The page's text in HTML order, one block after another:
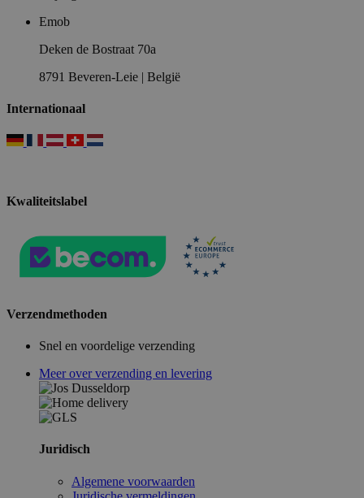
Emob
Deken de Bostraat 70a
8791 Beveren-Leie | België
Internationaal
Kwaliteitslabel
Verzendmethoden
Snel en voordelige verzending
Meer over verzending en levering
Juridisch
Algemene voorwaarden